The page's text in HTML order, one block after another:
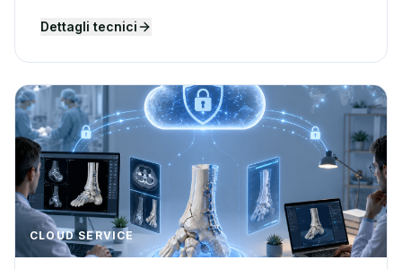
Dettagli tecnici
CLOUD SERVICE